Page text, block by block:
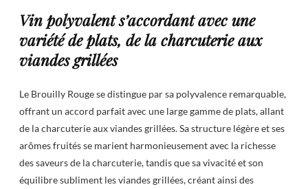
Vin polyvalent s’accordant avec une
variété de plats, de la charcuterie aux
viandes grillées
Le Brouilly Rouge se distingue par sa polyvalence remarquable,
offrant un accord parfait avec une large gamme de plats, allant
de la charcuterie aux viandes grillées. Sa structure légère et ses
arômes fruités se marient harmonieusement avec la richesse
des saveurs de la charcuterie, tandis que sa vivacité et son
équilibre subliment les viandes grillées, créant ainsi des